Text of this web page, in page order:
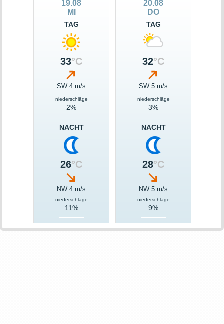
19.08
MI
TAG
33°C
SW 4 m/s
niederschläge
2%
NACHT
26°C
NW 4 m/s
niederschläge
11%
20.08
DO
TAG
32°C
SW 5 m/s
niederschläge
3%
NACHT
28°C
NW 5 m/s
niederschläge
9%